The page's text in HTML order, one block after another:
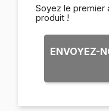
Soyez le premier
produit !
ENVOYEZ-